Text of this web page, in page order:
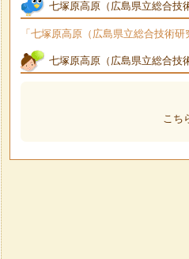
七塚原高原（広島県立総合技
「七塚原高原（広島県立総合技術
七塚原高原（広島県立総合技
こち